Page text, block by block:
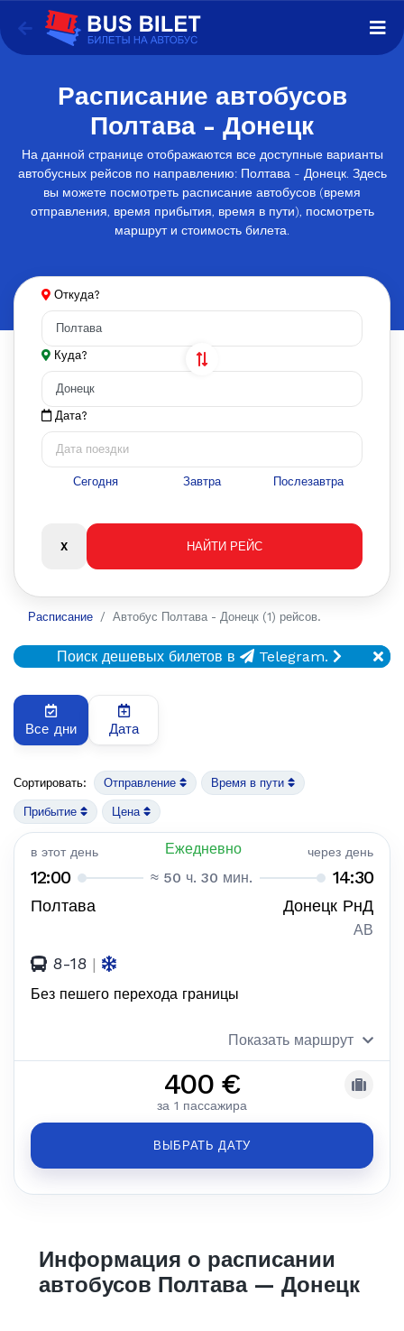
Расписание автобусов
Полтава - Донецк
На данной странице отображаются все доступные варианты
автобусных рейсов по направлению: Полтава - Донецк. Здесь
вы можете посмотреть расписание автобусов (время
отправления, время прибытия, время в пути), посмотреть
маршрут и стоимость билета.
Откуда?
Куда?
Дата?
Сегодня Завтра Послезавтра
Расписание Автобус Полтава - Донецк (1) рейсов.
Поиск дешевых билетов в Telegram.
Все дни Дата
Сортировать: Отправление Время в пути
Прибытие Цена
в этот день Ежедневно через день
12:00 ≈ 50 ч. 30 мин. 14:30
Полтава Донецк РнД
АВ
8-18 |
Без пешего перехода границы
Показать маршрут
400 €
за 1 пассажира
ВЫБРАТЬ ДАТУ
Информация о расписании
автобусов Полтава — Донецк